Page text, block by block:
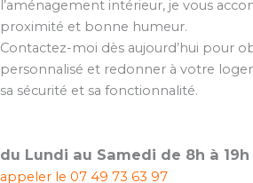
l’aménagement intérieur, je vous
proximité et bonne humeur.
Contactez-moi dès aujourd’hui pour
personnalisé et redonner à votre
sa sécurité et sa fonctionnalité.
du Lundi au Samedi de 8h à 19h
appeler le 07 49 73 63 97